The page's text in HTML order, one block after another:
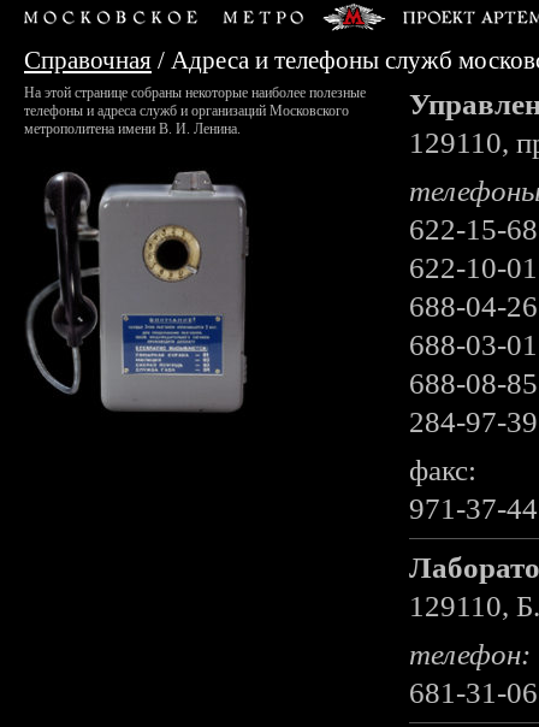
Справочная / Адреса и телефоны служб
На этой странице собраны некоторые наиболее полезные
телефоны и адреса служб и организаций Московского
метрополитена имени В. И. Ленина.
129110,
622-15-
622-10-
688-04-
688-03-
688-08-
284-97-
факс:
971-37-44
129110,
телефон:
681-31-06